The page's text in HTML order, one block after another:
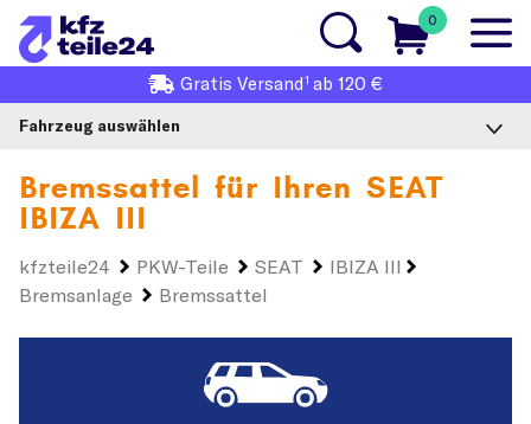
0
Gratis Versand1 ab 120 €
Fahrzeug auswählen
Bremssattel für Ihren SEAT
IBIZA III
kfzteile24 PKW-Teile SEAT
IBIZA III
Bremsanlage
Bremssattel